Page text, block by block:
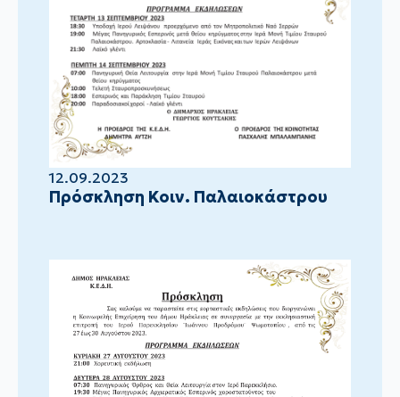
12.09.2023
Πρόσκληση Κοιν. Παλαιοκάστρου